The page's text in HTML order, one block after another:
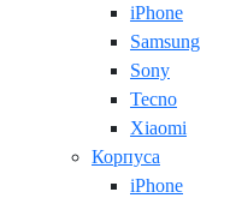
iPhone
Samsung
Sony
Tecno
Xiaomi
Корпуса
iPhone